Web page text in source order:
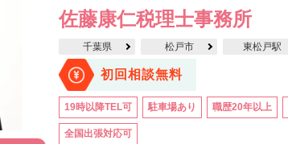
佐藤康仁税理士事務所
千葉県 松戸市 東松戸駅
初回相談無料
19時以降TEL可 駐車場あり 職歴20年以上
全国出張対応可